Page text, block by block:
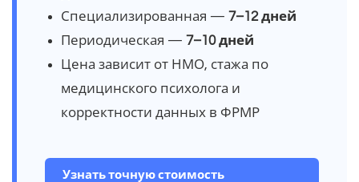
Специализированная — 7–12 дней
Периодическая — 7–10 дней
Цена зависит от НМО, стажа по
медицинского психолога и
корректности данных в ФРМР
Узнать точную стоимость